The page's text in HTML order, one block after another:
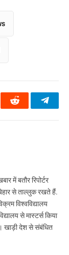
Reddit
में बतौर रिपोर्टर
से ताल्लुक रखते हैं.
विश्वविद्यालय
से मास्टर्स किया
खाड़ी देश से संबंधित